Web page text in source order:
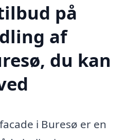
på
af
du kan
i Buresø er en